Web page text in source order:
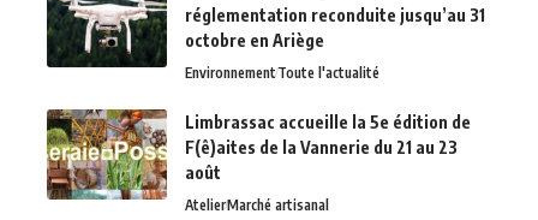
réglementation reconduite jusqu’au 31
octobre en Ariège
EnvironnementToute l'actualité
Limbrassac accueille la 5e édition de
F(ê)aites de la Vannerie du 21 au 23
août
AtelierMarché artisanal